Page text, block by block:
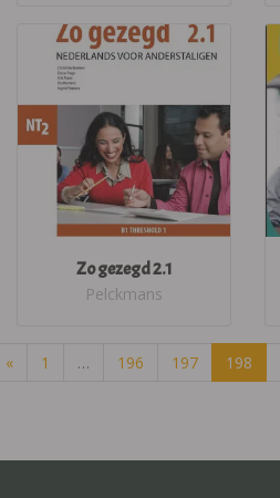
Zo gezegd 2.1
Pelckmans
« 1 … 196 197 198